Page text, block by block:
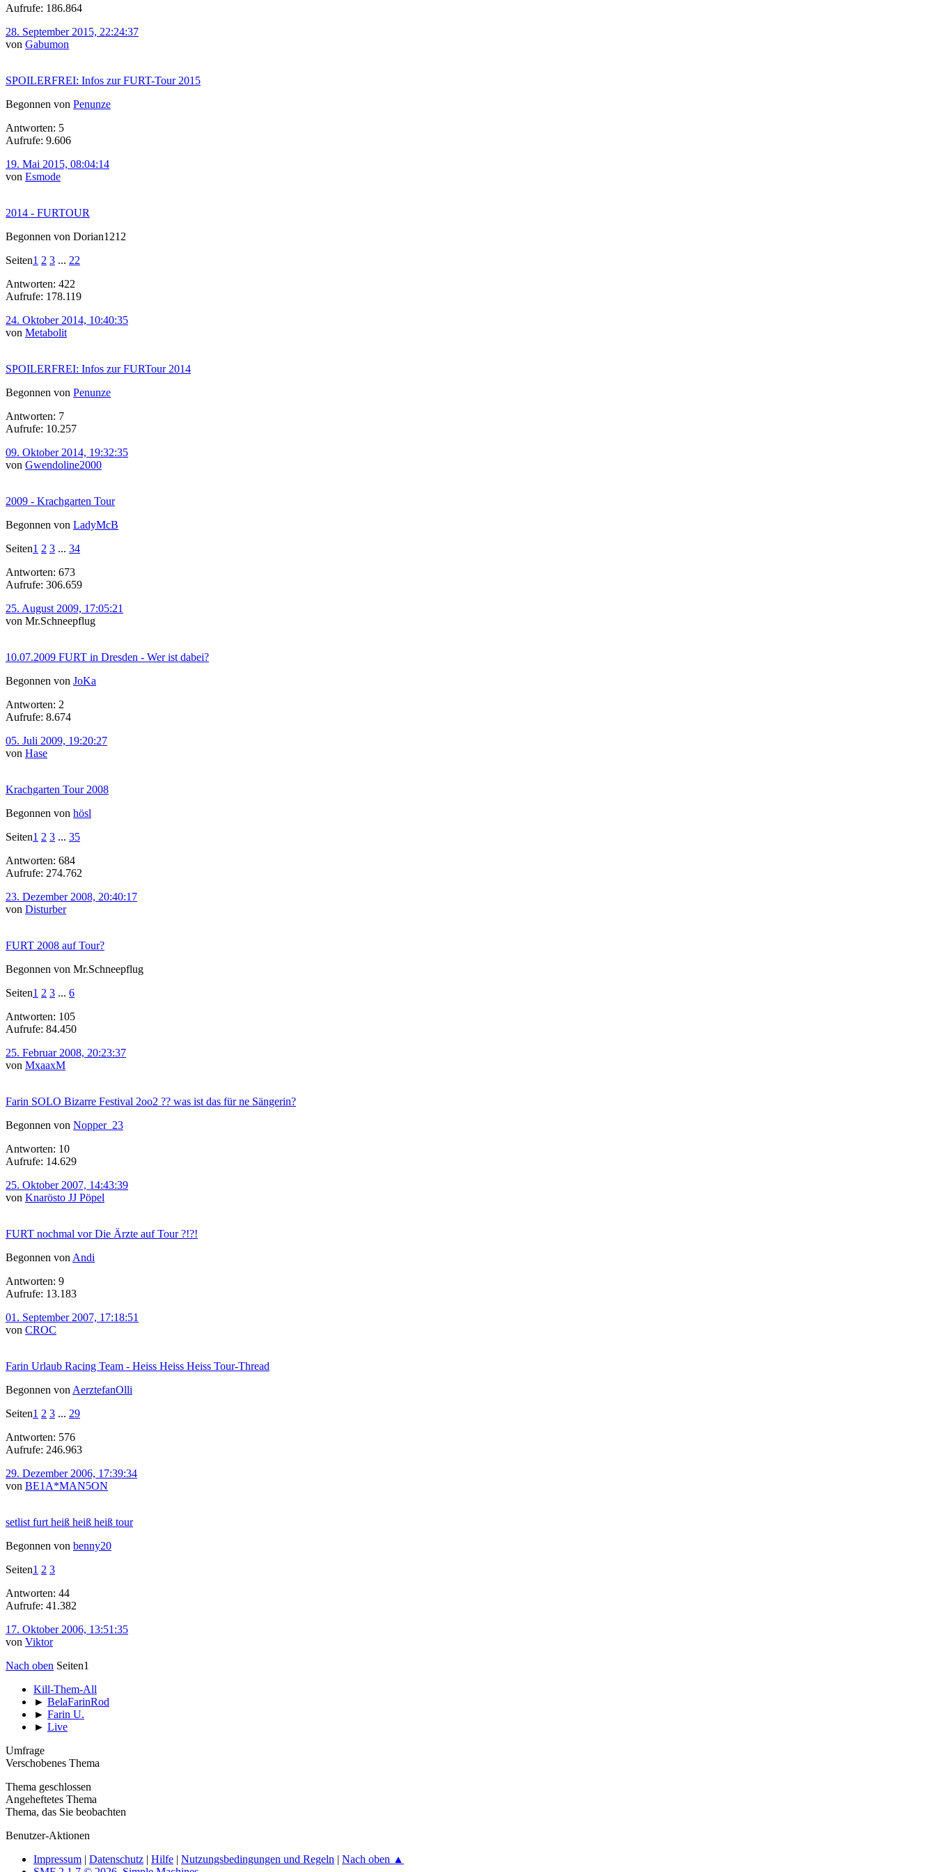
Aufrufe: 186.864
28. September 2015, 22:24:37
von Gabumon
SPOILERFREI: Infos zur FURT-Tour 2015
Begonnen von Penunze
Antworten: 5
Aufrufe: 9.606
19. Mai 2015, 08:04:14
von Esmode
2014 - FURTOUR
Begonnen von Dorian1212
Seiten1 2 3 ... 22
Antworten: 422
Aufrufe: 178.119
24. Oktober 2014, 10:40:35
von Metabolit
SPOILERFREI: Infos zur FURTour 2014
Begonnen von Penunze
Antworten: 7
Aufrufe: 10.257
09. Oktober 2014, 19:32:35
von Gwendoline2000
2009 - Krachgarten Tour
Begonnen von LadyMcB
Seiten1 2 3 ... 34
Antworten: 673
Aufrufe: 306.659
25. August 2009, 17:05:21
von Mr.Schneepflug
10.07.2009 FURT in Dresden - Wer ist dabei?
Begonnen von JoKa
Antworten: 2
Aufrufe: 8.674
05. Juli 2009, 19:20:27
von Hase
Krachgarten Tour 2008
Begonnen von hösl
Seiten1 2 3 ... 35
Antworten: 684
Aufrufe: 274.762
23. Dezember 2008, 20:40:17
von Disturber
FURT 2008 auf Tour?
Begonnen von Mr.Schneepflug
Seiten1 2 3 ... 6
Antworten: 105
Aufrufe: 84.450
25. Februar 2008, 20:23:37
von MxaaxM
Farin SOLO Bizarre Festival 2oo2 ?? was ist das für ne Sängerin?
Begonnen von Nopper_23
Antworten: 10
Aufrufe: 14.629
25. Oktober 2007, 14:43:39
von Knarösto JJ Pöpel
FURT nochmal vor Die Ärzte auf Tour ?!?!
Begonnen von Andi
Antworten: 9
Aufrufe: 13.183
01. September 2007, 17:18:51
von CROC
Farin Urlaub Racing Team - Heiss Heiss Heiss Tour-Thread
Begonnen von AerztefanOlli
Seiten1 2 3 ... 29
Antworten: 576
Aufrufe: 246.963
29. Dezember 2006, 17:39:34
von BE1A*MAN5ON
setlist furt heiß heiß heiß tour
Begonnen von benny20
Seiten1 2 3
Antworten: 44
Aufrufe: 41.382
17. Oktober 2006, 13:51:35
von Viktor
Nach oben Seiten1
Kill-Them-All
► BelaFarinRod
► Farin U.
► Live
Umfrage
Verschobenes Thema
Thema geschlossen
Angeheftetes Thema
Thema, das Sie beobachten
Benutzer-Aktionen
Impressum | Datenschutz | Hilfe | Nutzungsbedingungen und Regeln | Nach oben ▲